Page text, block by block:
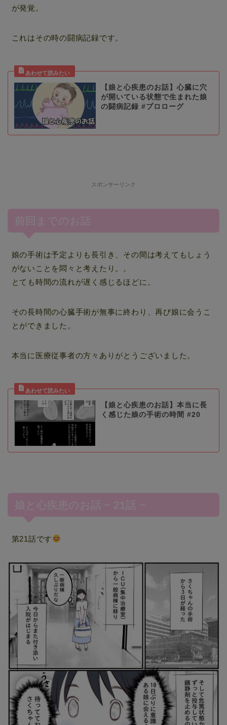
が発覚。
これはその時の闘病記録です。
【娘と心疾患のお話】心臓に穴
が開いている状態で生まれた娘
の闘病記録 #プロローグ
スポンサーリンク
前回までのお話
娘の手術は予定よりも長引き、その間は考えてもしょう
がないことを悶々と考えたり。。
とても時間の流れが遅く感じるほどに。
その長時間の心臓手術が無事に終わり、再び娘に会うこ
とができました。
本当に医療従事者の方々ありがとうございました。
【娘と心疾患のお話】本当に長
く感じた娘の手術の時間 #20
娘と心疾患のお話 ~ 21話 ~
第21話です